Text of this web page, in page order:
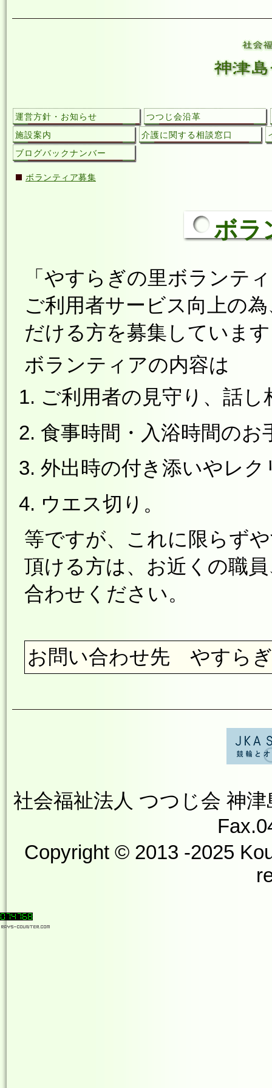
運営方針・お知らせ
つつじ会沿革
施設案内
介護に関する相談窓口
ブログバックナンバー
ボランティア募集
ボラ
「やすらぎの里ボランテ
ご利用者サービス向上の
だける方を募集していま
ボランティアの内容は
ご利用者の見守り、話し
食事時間・入浴時間のお
外出時の付き添いやレ
ウエス切り。
等ですが、これに限らず
頂ける方は、お近くの職
合わせください。
お問い合わせ先 やすら
社会福祉法人 つつじ会 神
Copyright © 2013 -2025